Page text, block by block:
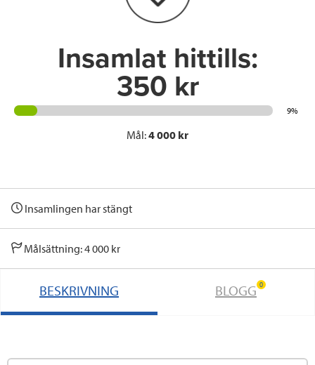
n
Insamlat hittills:
350 kr
9%
Mål:4 000 kr
Insamlingen har stängt
Målsättning: 4 000 kr
BESKRIVNING BLOGG 0